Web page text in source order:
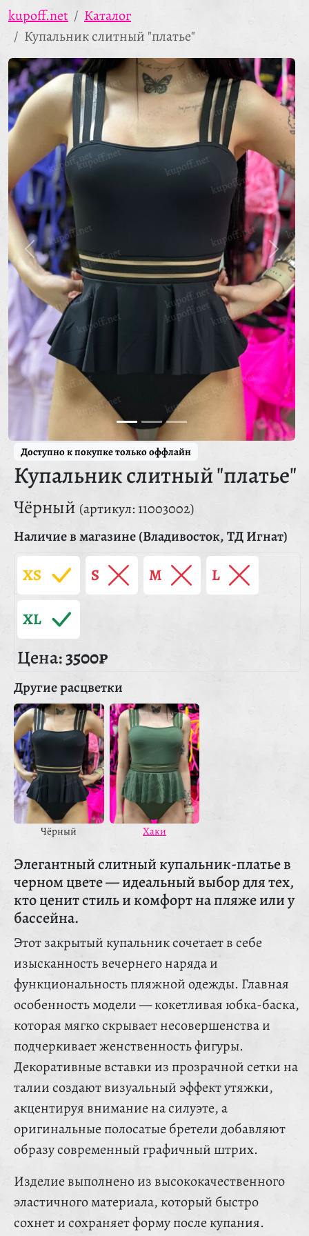
kupoff.net
Каталог
Купальник слитный "платье"
Доступно к покупке только оффлайн
Купальник слитный "платье"
Чёрный (артикул: 11003002)
Наличие в магазине (Владивосток, ТД Игнат)
XS S M L
XL
Цена:3500₽
Другие расцветки
Чёрный Хаки
Элегантный слитный купальник-платье в
черном цвете — идеальный выбор для тех,
кто ценит стиль и комфорт на пляже или у
бассейна.
Этот закрытый купальник сочетает в себе
изысканность вечернего наряда и
функциональность пляжной одежды. Главная
особенность модели — кокетливая юбка-баска,
которая мягко скрывает несовершенства и
подчеркивает женственность фигуры.
Декоративные вставки из прозрачной сетки на
талии создают визуальный эффект утяжки,
акцентируя внимание на силуэте, а
оригинальные полосатые бретели добавляют
образу современный графичный штрих.
Изделие выполнено из высококачественного
эластичного материала, который быстро
сохнет и сохраняет форму после купания.